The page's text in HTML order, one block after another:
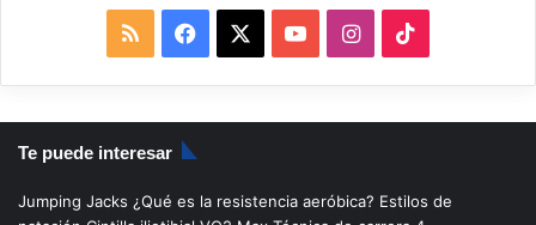
S
S
a
c
o
u
I
n
s
i
k
Te puede interesar
Jumping Jacks ¿Qué es la resistencia aeróbica? Estilos de